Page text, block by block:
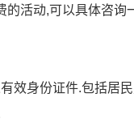
活动,可以具体咨询
效身份证件.包括居